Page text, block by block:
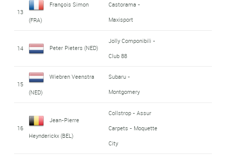
13
François Simon
(FRA)
Castorama -
Maxisport
14 Peter Pieters (NED)
Jolly Componibili -
Club 88
15
Wiebren Veenstra
(NED)
Subaru -
Montgomery
16
Jean-Pierre
Heynderickx (BEL)
Collstrop - Assur
Carpets - Moquette
City